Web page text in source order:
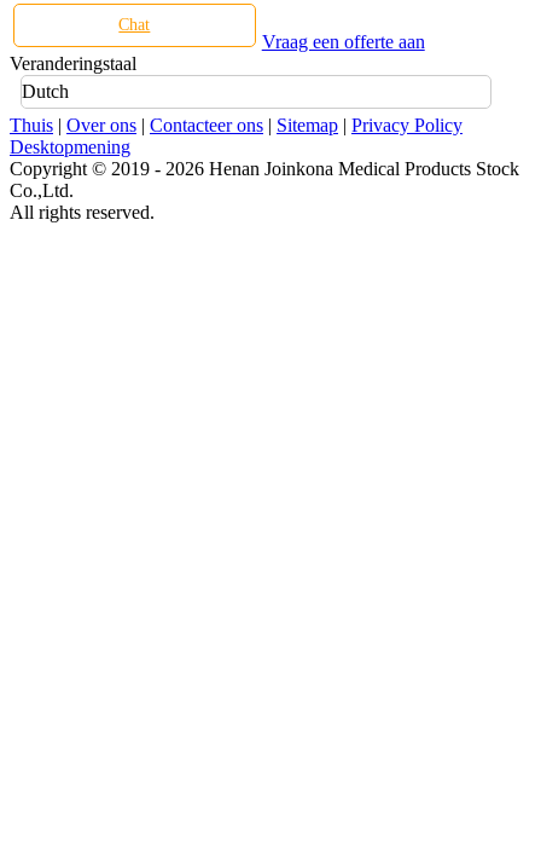
Chat
Vraag een offerte aan
Veranderingstaal
Dutch
Thuis | Over ons | Contacteer ons | Sitemap | Privacy Policy
Desktopmening
Copyright © 2019 - 2026 Henan Joinkona Medical Products Stock
Co.,Ltd.
All rights reserved.